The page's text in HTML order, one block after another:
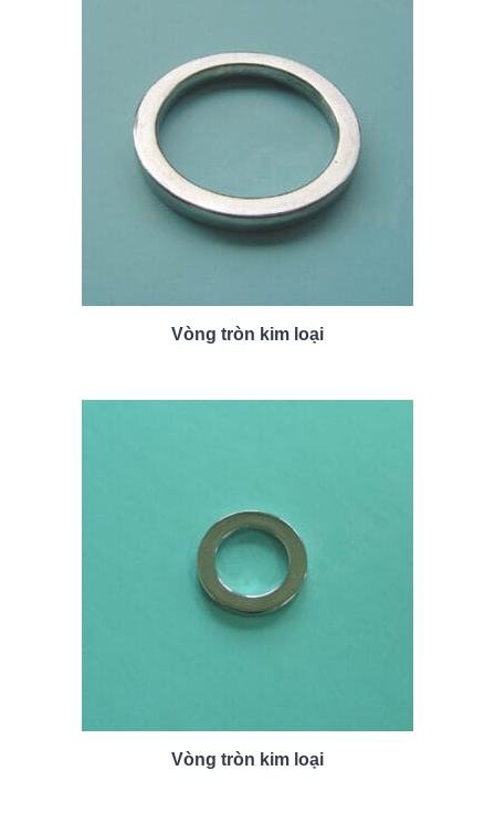
Vòng tròn kim loại
Vòng tròn kim loại